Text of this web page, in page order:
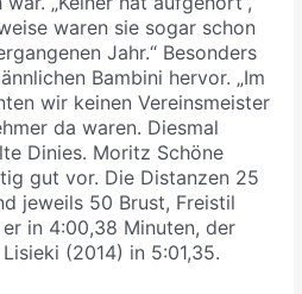
waren sie sogar schon
Jahr.“ Besonders
Bambini hervor. „Im
wir keinen Vereinsmeister
da waren. Diesmal
Dinies. Moritz Schöne
gut vor. Die Distanzen 25
jeweils 50 Brust, Freistil
in 4:00,38 Minuten, der
(2014) in 5:01,35.